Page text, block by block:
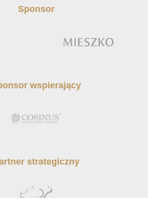
Sponsor
wspierający
strategiczny